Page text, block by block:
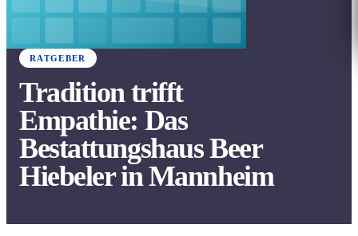
RATGEBER
Tradition trifft
Empathie: Das
Bestattungshaus Beer
Hiebeler in Mannheim